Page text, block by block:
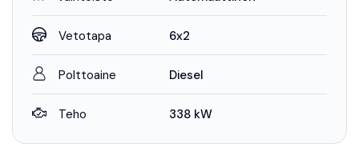
Vetotapa 6x2
Polttoaine Diesel
Teho 338 kW